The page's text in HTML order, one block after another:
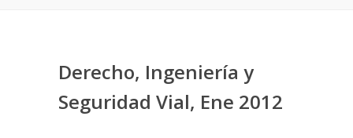
Derecho, Ingeniería y
Seguridad Vial, Ene 2012